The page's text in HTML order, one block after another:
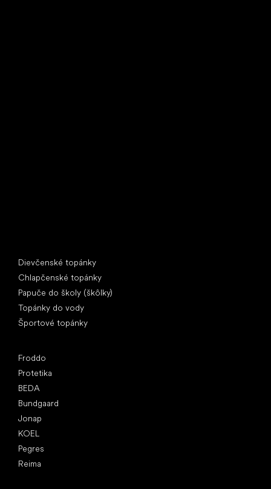
Dievčenské topánky
Chlapčenské topánky
Papuče do školy (škôlky)
Topánky do vody
Športové topánky
Froddo
Protetika
BEDA
Bundgaard
Jonap
KOEL
Pegres
Reima